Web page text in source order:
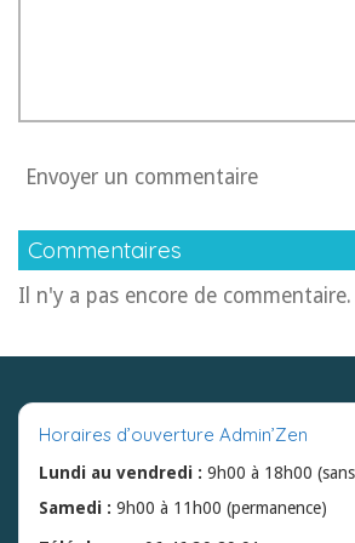
Envoyer un commentaire
Commentaires
Il n'y a pas encore de commentaire.
Horaires d’ouverture Admin’Zen
Lundi au vendredi : 9h00 à 18h00
Samedi : 9h00 à 11h00 (permanence)